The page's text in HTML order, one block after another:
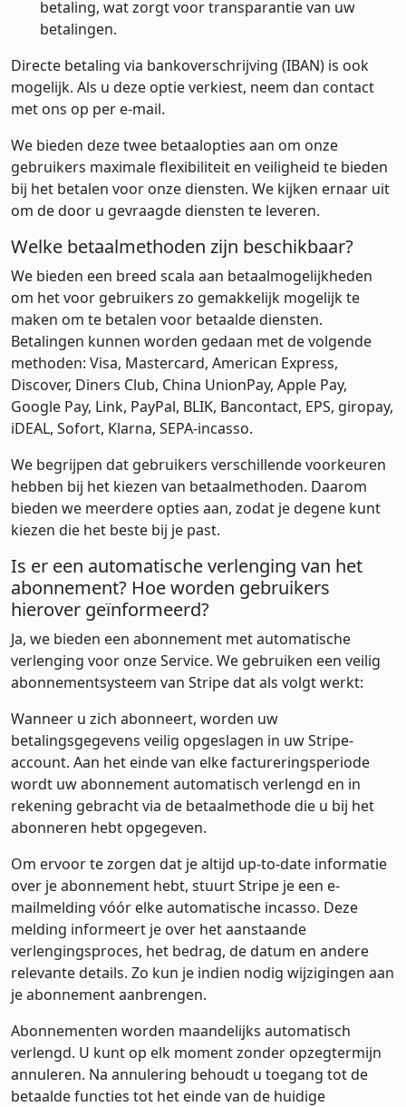
betaling, wat zorgt voor transparantie van uw
betalingen.
Directe betaling via bankoverschrijving (IBAN) is ook
mogelijk. Als u deze optie verkiest, neem dan contact
met ons op per e-mail.
We bieden deze twee betaalopties aan om onze
gebruikers maximale flexibiliteit en veiligheid te bieden
bij het betalen voor onze diensten. We kijken ernaar uit
om de door u gevraagde diensten te leveren.
Welke betaalmethoden zijn beschikbaar?
We bieden een breed scala aan betaalmogelijkheden
om het voor gebruikers zo gemakkelijk mogelijk te
maken om te betalen voor betaalde diensten.
Betalingen kunnen worden gedaan met de volgende
methoden: Visa, Mastercard, American Express,
Discover, Diners Club, China UnionPay, Apple Pay,
Google Pay, Link, PayPal, BLIK, Bancontact, EPS, giropay,
iDEAL, Sofort, Klarna, SEPA-incasso.
We begrijpen dat gebruikers verschillende voorkeuren
hebben bij het kiezen van betaalmethoden. Daarom
bieden we meerdere opties aan, zodat je degene kunt
kiezen die het beste bij je past.
Is er een automatische verlenging van het
abonnement? Hoe worden gebruikers
hierover geïnformeerd?
Ja, we bieden een abonnement met automatische
verlenging voor onze Service. We gebruiken een veilig
abonnementsysteem van Stripe dat als volgt werkt:
Wanneer u zich abonneert, worden uw
betalingsgegevens veilig opgeslagen in uw Stripe-
account. Aan het einde van elke factureringsperiode
wordt uw abonnement automatisch verlengd en in
rekening gebracht via de betaalmethode die u bij het
abonneren hebt opgegeven.
Om ervoor te zorgen dat je altijd up-to-date informatie
over je abonnement hebt, stuurt Stripe je een e-
mailmelding vóór elke automatische incasso. Deze
melding informeert je over het aanstaande
verlengingsproces, het bedrag, de datum en andere
relevante details. Zo kun je indien nodig wijzigingen aan
je abonnement aanbrengen.
Abonnementen worden maandelijks automatisch
verlengd. U kunt op elk moment zonder opzegtermijn
annuleren. Na annulering behoudt u toegang tot de
betaalde functies tot het einde van de huidige